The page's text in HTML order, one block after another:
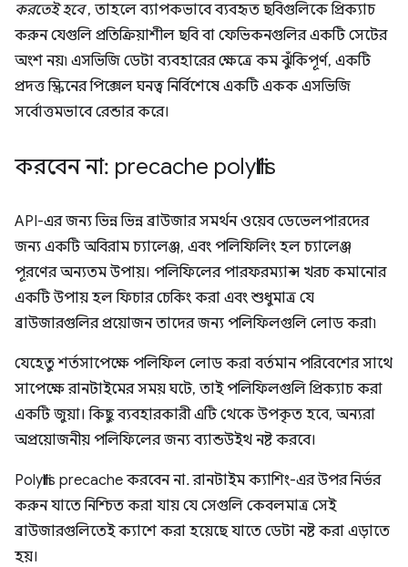
করতেই হবে, তাহলে ব্যাপকভাবে ব্যবহৃত ছবিগুলিকে প্রিক্যাচ
করুন যেগুলি প্রতিক্রিয়াশীল ছবি বা ফেভিকনগুলির একটি সেটের
অংশ নয়৷ এসভিজি ডেটা ব্যবহারের ক্ষেত্রে কম ঝুঁকিপূর্ণ, একটি
প্রদত্ত স্ক্রিনের পিক্সেল ঘনত্ব নির্বিশেষে একটি একক এসভিজি
সর্বোত্তমভাবে রেন্ডার করে।
করবেন না: precache polyfills
API-এর জন্য ভিন্ন ভিন্ন ব্রাউজার সমর্থন ওয়েব ডেভেলপারদের
জন্য একটি অবিরাম চ্যালেঞ্জ, এবং পলিফিলিং হল চ্যালেঞ্জ
পূরণের অন্যতম উপায়। পলিফিলের পারফরম্যান্স খরচ কমানোর
একটি উপায় হল ফিচার চেকিং করা এবং শুধুমাত্র যে
ব্রাউজারগুলির প্রয়োজন তাদের জন্য পলিফিলগুলি লোড করা৷
যেহেতু শর্তসাপেক্ষে পলিফিল লোড করা বর্তমান পরিবেশের সাথে
সাপেক্ষে রানটাইমের সময় ঘটে, তাই পলিফিলগুলি প্রিক্যাচ করা
একটি জুয়া। কিছু ব্যবহারকারী এটি থেকে উপকৃত হবে, অন্যরা
অপ্রয়োজনীয় পলিফিলের জন্য ব্যান্ডউইথ নষ্ট করবে।
Polyfills precache করবেন না. রানটাইম ক্যাশিং-এর উপর নির্ভর
করুন যাতে নিশ্চিত করা যায় যে সেগুলি কেবলমাত্র সেই
ব্রাউজারগুলিতেই ক্যাশে করা হয়েছে যাতে ডেটা নষ্ট করা এড়াতে
হয়।